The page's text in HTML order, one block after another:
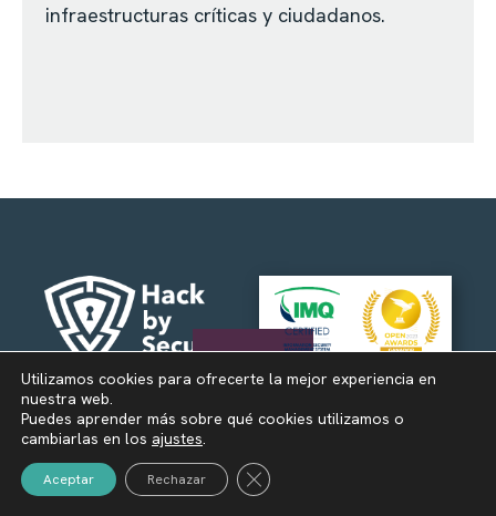
infraestructuras críticas y ciudadanos.
info@hackbysecurity.com
+34 605 237 826
Normativas y
reconocimientos
Utilizamos cookies para ofrecerte la mejor experiencia en
nuestra web.
Puedes aprender más sobre qué cookies utilizamos o
cambiarlas en los ajustes.
Aceptar Rechazar Cerrar el banner de cookies RGPD